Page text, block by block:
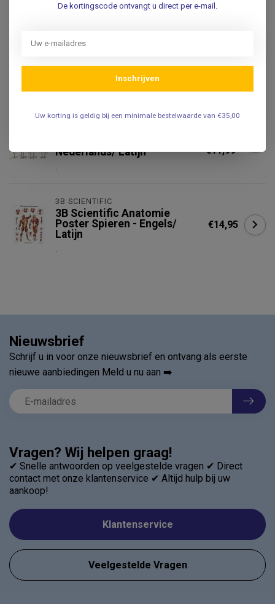
3B Scientific Anatomie
Engels/Latijn
VOSMEDISCH
Nederlands/ Latijn
.
€11,99
3B SCIENTIFIC
3B Scientific Anatomie
Poster Spieren - Engels/
Latijn
.
€14,95
Vragen? Wij helpen graag!
✔ Snelle antwoorden op veelgestelde vragen ✔ Direct
contact met onze klantenservice ✔ Altijd hulp bij uw
aankoop!
Klantenservice
Veelgestelde Vragen
Nieuwsbrief
Schrijf u in voor onze nieuwsbrief en ontvang als eerste
nieuwe aanbiedingen Meld u nu aan ➡️
De kortingscode ontvangt u direct per e-mail.
Inschrijven
Uw korting is geldig bij een minimale bestelwaarde van €35,00